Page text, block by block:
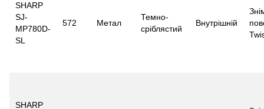
SHARP
SJ-
MP780D-
SL
572 Метал
Темно-
сріблястий
Внутрішній
SHARP